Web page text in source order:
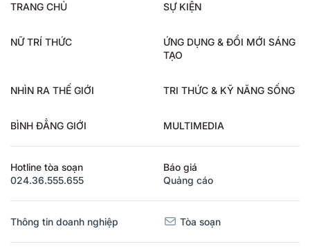
TRANG CHỦ SỰ KIỆN
NỮ TRÍ THỨC
ỨNG DỤNG & ĐỔI MỚI SÁNG
TẠO
NHÌN RA THẾ GIỚI TRI THỨC & KỸ NĂNG SỐNG
BÌNH ĐẲNG GIỚI MULTIMEDIA
Hotline tòa soạn
024.36.555.655
Báo giá
Quảng cáo
Thông tin doanh nghiệp Tòa soạn